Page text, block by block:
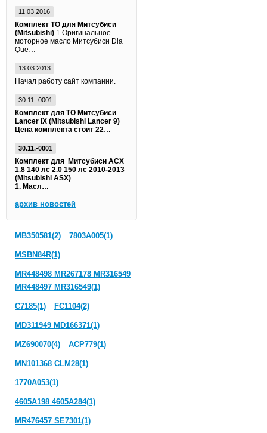
11.03.2016
Комплект ТО для Митсубиси
(Mitsubishi) 1.Оригинальное
моторное масло Митсубиси Dia
Que…
13.03.2013
Начал работу сайт компании.
30.11.-0001
Комплект для ТО Митсубиси
Lancer IX (Mitsubishi Lancer 9)
Цена комплекта стоит 22…
30.11.-0001
Комплект для Митсубиси АСХ
1.8 140 лс 2.0 150 лс 2010-2013
(Mitsubishi ASX)
1. Масл…
архив новостей
MB350581(2) 7803A005(1)
MSBN84R(1)
MR448498 MR267178 MR316549
MR448497 MR316549(1)
C7185(1) FC1104(2)
MD311949 MD166371(1)
MZ690070(4) ACP779(1)
MN101368 CLM28(1)
1770A053(1)
4605A198 4605A284(1)
MR476457 SE7301(1)